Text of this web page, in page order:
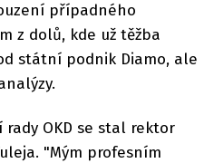
případného
z dolů, kde už těžba
státní podnik Diamo, ale
rady OKD se stal rektor
"Mým profesním